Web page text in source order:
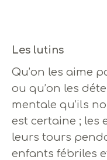
Les lutins
Qu’on les aime
ou qu’on les
mentale qu’ils
est certaine ; les
leurs tours
enfants fébriles